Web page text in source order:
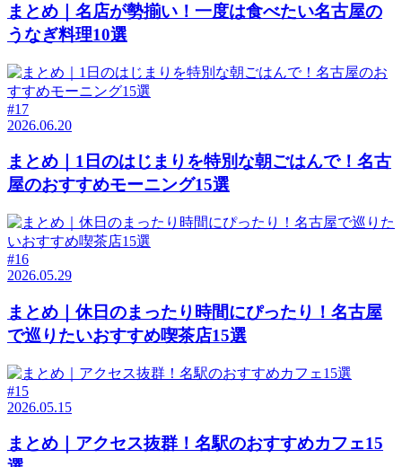
まとめ｜名店が勢揃い！一度は食べたい名古屋の
うなぎ料理10選
#17
2026.06.20
まとめ｜1日のはじまりを特別な朝ごはんで！名古
屋のおすすめモーニング15選
#16
2026.05.29
まとめ｜休日のまったり時間にぴったり！名古屋
で巡りたいおすすめ喫茶店15選
#15
2026.05.15
まとめ｜アクセス抜群！名駅のおすすめカフェ15